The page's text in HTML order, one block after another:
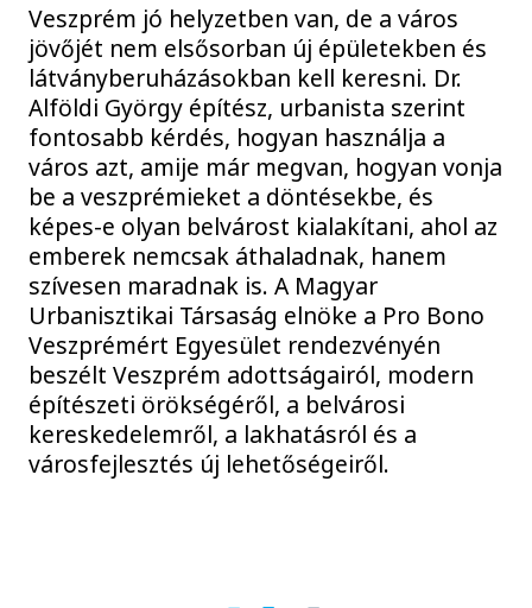
Veszprém jó helyzetben van, de a város
jövőjét nem elsősorban új épületekben és
látványberuházásokban kell keresni. Dr.
Alföldi György építész, urbanista szerint
fontosabb kérdés, hogyan használja a
város azt, amije már megvan, hogyan vonja
be a veszprémieket a döntésekbe, és
képes-e olyan belvárost kialakítani, ahol az
emberek nemcsak áthaladnak, hanem
szívesen maradnak is. A Magyar
Urbanisztikai Társaság elnöke a Pro Bono
Veszprémért Egyesület rendezvényén
beszélt Veszprém adottságairól, modern
építészeti örökségéről, a belvárosi
kereskedelemről, a lakhatásról és a
városfejlesztés új lehetőségeiről.